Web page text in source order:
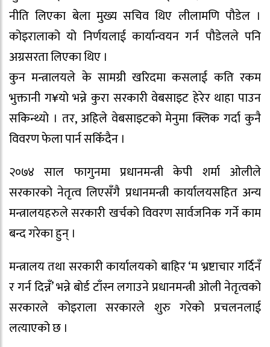
नीति लिएका बेला मुख्य सचिव थिए लीलामणि पौडेल ।
कोइरालाको यो निर्णयलाई कार्यान्वयन गर्न पौडेलले पनि
अग्रसरता लिएका थिए ।
कुन मन्त्रालयले के सामग्री खरिदमा कसलाई कति रकम
भुक्तानी ग¥यो भन्ने कुरा सरकारी वेबसाइट हेरेर थाहा पाउन
सकिन्थ्यो । तर, अहिले वेबसाइटको मेनुमा क्लिक गर्दा कुनै
विवरण फेला पार्न सकिँदैन ।
२०७४ साल फागुनमा प्रधानमन्त्री केपी शर्मा ओलीले
सरकारको नेतृत्व लिएसँगै प्रधानमन्त्री कार्यालयसहित अन्य
मन्त्रालयहरुले सरकारी खर्चको विवरण सार्वजनिक गर्ने काम
बन्द गरेका हुन् ।
मन्त्रालय तथा सरकारी कार्यालयको बाहिर ‘म भ्रष्टाचार​ गर्दिनँ
र गर्न दिन्नँ’ भन्ने बोर्ड टाँस्न लगाउने प्रधानमन्त्री ओली नेतृत्वको
सरकारले कोइराला सरकारले शुरु गरेको प्रचलनलाई
लत्याएको छ ।